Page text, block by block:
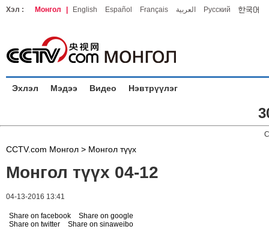
Хэл : Монгол English Español Français العربية Русский
Эхлэл Мэдээ Видео Нэвтрүүлэг
CCTV.com Монгол > Монгол түүх
Монгол түүх 04-12
04-13-2016 13:41
Share on facebook
Share on google
Share on twitter
Share on sinaweibo